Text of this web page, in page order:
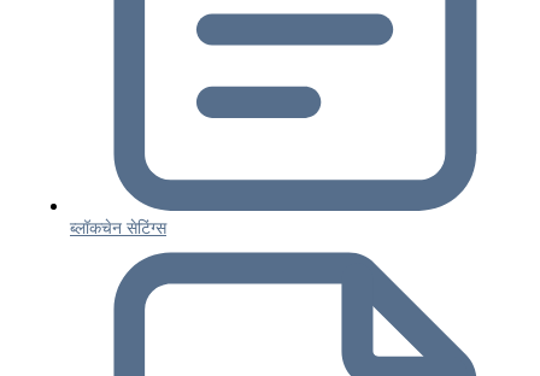
ब्लॉकचेन सेटिंग्स